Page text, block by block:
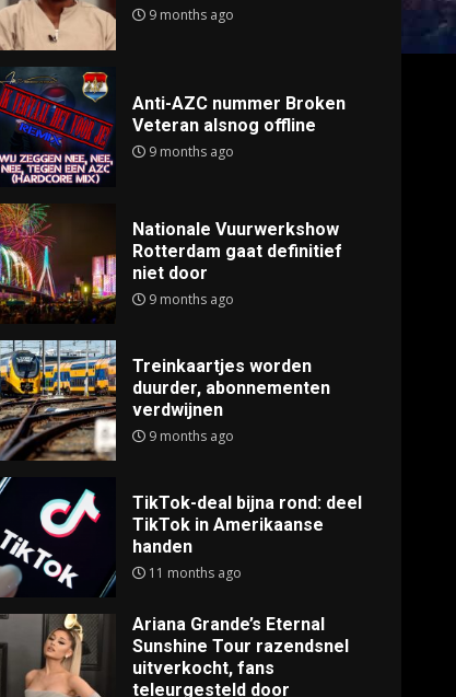
9 months ago
Anti-AZC nummer Broken
Veteran alsnog offline
9 months ago
Nationale Vuurwerkshow
Rotterdam gaat definitief
niet door
9 months ago
Treinkaartjes worden
duurder, abonnementen
verdwijnen
9 months ago
TikTok-deal bijna rond: deel
TikTok in Amerikaanse
handen
11 months ago
Ariana Grande’s Eternal
Sunshine Tour razendsnel
uitverkocht, fans
teleurgesteld door